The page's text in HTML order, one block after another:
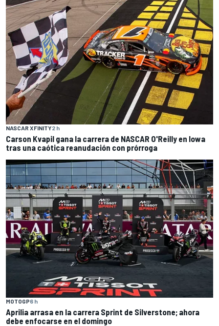
NASCAR XFINITY2 h
Carson Kvapil gana la carrera de NASCAR O'Reilly en Iowa
tras una caótica reanudación con prórroga
MOTOGP6 h
Aprilia arrasa en la carrera Sprint de Silverstone; ahora
debe enfocarse en el domingo